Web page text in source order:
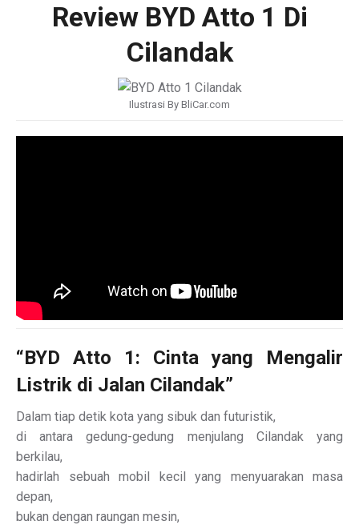
Review BYD Atto 1 Di
Cilandak
Ilustrasi By BliCar.com
“BYD Atto 1: Cinta yang Mengalir
Listrik di Jalan Cilandak”
Dalam tiap detik kota yang sibuk dan futuristik,
di antara gedung-gedung menjulang Cilandak yang
berkilau,
hadirlah sebuah mobil kecil yang menyuarakan masa
depan,
bukan dengan raungan mesin,